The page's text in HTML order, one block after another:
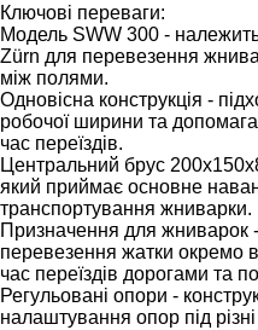
Ключові переваги:
Модель SWW 300 - належить
Zürn для перевезення
між полями.
Одновісна конструкція -
робочої ширини та
час переїздів.
Центральний брус
який приймає основне
транспортування жниварки.
Призначення для жниварок -
перевезення жатки окремо
час переїздів дорогами та
Регульовані опори -
налаштування опор під